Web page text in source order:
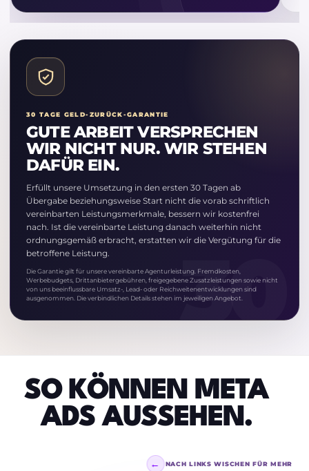
30 TAGE GELD-ZURÜCK-GARANTIE
GUTE ARBEIT VERSPRECHEN
WIR NICHT NUR. WIR STEHEN
DAFÜR EIN.
Erfüllt unsere Umsetzung in den ersten 30 Tagen ab
Übergabe beziehungsweise Start nicht die vorab schriftlich
vereinbarten Leistungsmerkmale, bessern wir kostenfrei
nach. Ist die vereinbarte Leistung danach weiterhin nicht
ordnungsgemäß erbracht, erstatten wir die Vergütung für die
betroffene Leistung.
Die Garantie gilt für unsere vereinbarte Agenturleistung. Fremdkosten,
Werbebudgets, Drittanbietergebühren, freigegebene Zusatzleistungen sowie nicht
von uns beeinflussbare Umsatz-, Lead- oder Reichweitenentwicklungen sind
ausgenommen. Die verbindlichen Details stehen im jeweiligen Angebot.
SO KÖNNEN META
ADS AUSSEHEN.
← NACH LINKS WISCHEN FÜR MEHR